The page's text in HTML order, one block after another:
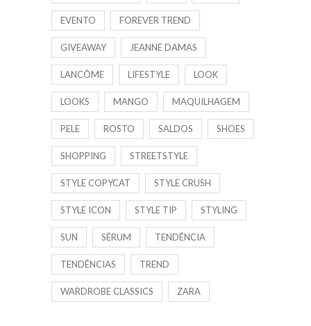
EVENTO FOREVER TREND
GIVEAWAY JEANNE DAMAS
LANCÔME LIFESTYLE LOOK
LOOKS MANGO MAQUILHAGEM
PELE ROSTO SALDOS SHOES
SHOPPING STREETSTYLE
STYLE COPYCAT STYLE CRUSH
STYLE ICON STYLE TIP STYLING
SUN SÉRUM TENDÊNCIA
TENDÊNCIAS TREND
WARDROBE CLASSICS ZARA